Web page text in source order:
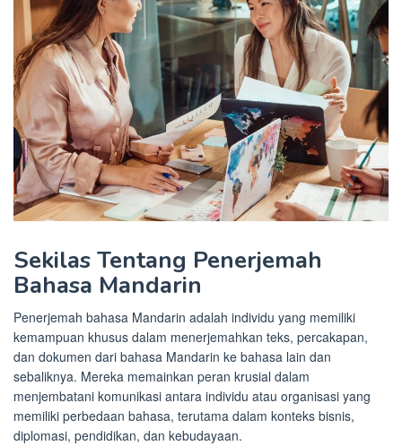
Sekilas Tentang Penerjemah
Bahasa Mandarin
Penerjemah bahasa Mandarin adalah individu yang memiliki
kemampuan khusus dalam menerjemahkan teks, percakapan,
dan dokumen dari bahasa Mandarin ke bahasa lain dan
sebaliknya. Mereka memainkan peran krusial dalam
menjembatani komunikasi antara individu atau organisasi yang
memiliki perbedaan bahasa, terutama dalam konteks bisnis,
diplomasi, pendidikan, dan kebudayaan.